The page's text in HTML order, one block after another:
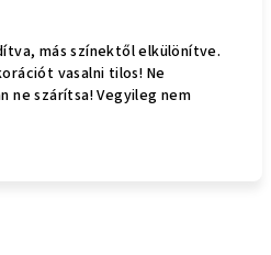
más színektől elkülönítve.
vasalni tilos! Ne
ne szárítsa! Vegyileg nem